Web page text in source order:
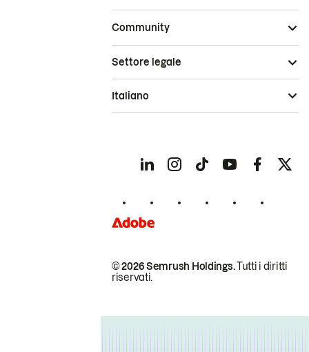
Community
© 2026 Semrush Holdings.Tutti i diritti
riservati.
Settore legale
Italiano